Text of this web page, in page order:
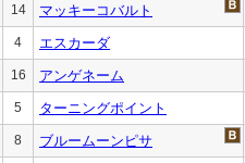
14 マッキーコバルト
4 エスカーダ
16 アンゲネーム
5 ターニングポイント
8 ブルームーンピサ